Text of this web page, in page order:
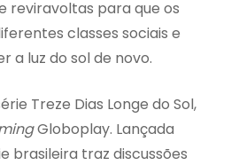
reviravoltas para que os
classes sociais e
a luz do sol de novo.
Treze Dias Longe do Sol,
Globoplay. Lançada
brasileira traz discussões